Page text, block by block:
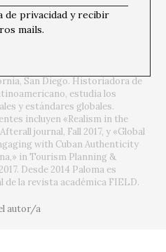
Adjunta en San Diego State
en Historia, Crítica y Teoría del
San Diego. Historiadora de
estudia los
y estándares globales.
incluyen «Realism in the
journal, Fall 2017, y «Global
with Cuban Authenticity
in Tourism Planning &
Desde 2014 Paloma es
la revista académica FIELD.
autor/a
de privacidad y recibir
mails.